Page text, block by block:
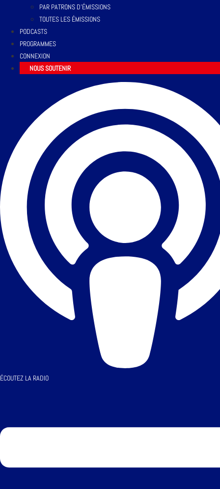
PAR PATRONS D’ÉMISSIONS
TOUTES LES ÉMISSIONS
PODCASTS
PROGRAMMES
CONNEXION
NOUS SOUTENIR
ÉCOUTEZ LA RADIO